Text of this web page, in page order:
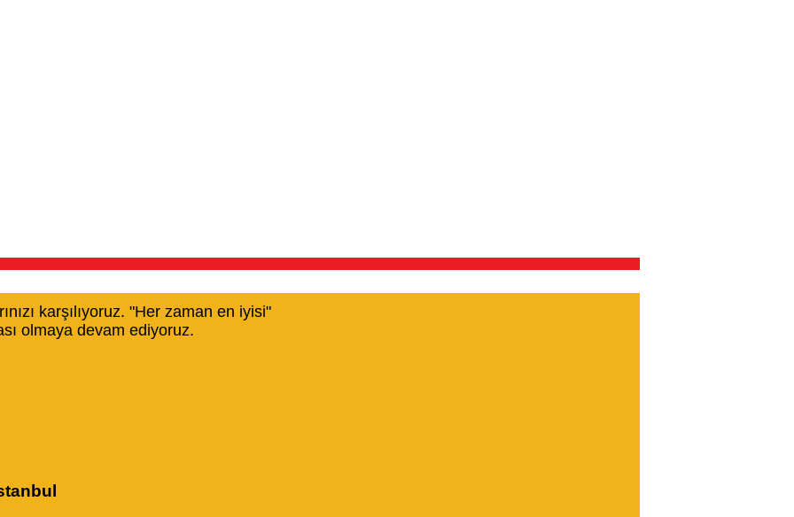
karşılıyoruz. "Her zaman en iyisi"
olmaya devam ediyoruz.